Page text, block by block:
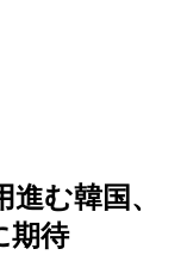
む韓国、
期待